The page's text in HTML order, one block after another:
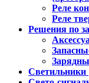
Реле
Реле
Решения по
Светильники